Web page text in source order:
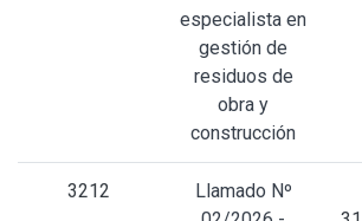
especialista en
gestión de
residuos de
obra y
construcción
3212
Llamado Nº